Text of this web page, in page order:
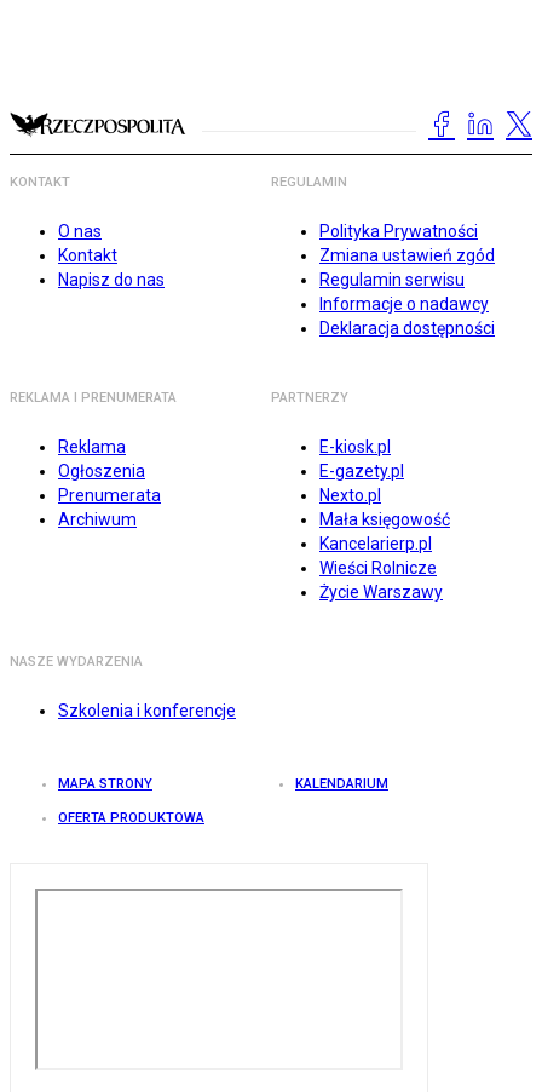
KONTAKT
O nas
Kontakt
Napisz do nas
REGULAMIN
Polityka Prywatności
Zmiana ustawień zgód
Regulamin serwisu
Informacje o nadawcy
Deklaracja dostępności
REKLAMA I PRENUMERATA
Reklama
Ogłoszenia
Prenumerata
Archiwum
PARTNERZY
E-kiosk.pl
E-gazety.pl
Nexto.pl
Mała księgowość
Kancelarierp.pl
Wieści Rolnicze
Życie Warszawy
NASZE WYDARZENIA
Szkolenia i konferencje
MAPA STRONY KALENDARIUM
OFERTA PRODUKTOWA